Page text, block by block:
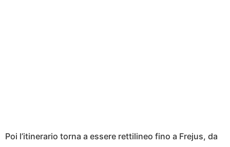
Poi l’itinerario torna a essere rettilineo fino a Frejus, da